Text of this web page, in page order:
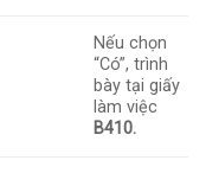
Nếu chọn
“Có”, trình
bày tại giấy
làm việc
B410.